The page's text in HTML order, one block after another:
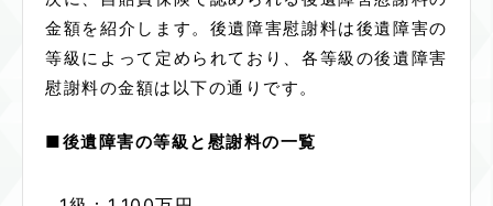
金額を紹介します。後遺障害慰謝料は後遺障害の
等級によって定められており、各等級の後遺障害
慰謝料の金額は以下の通りです。
■後遺障害の等級と慰謝料の一覧